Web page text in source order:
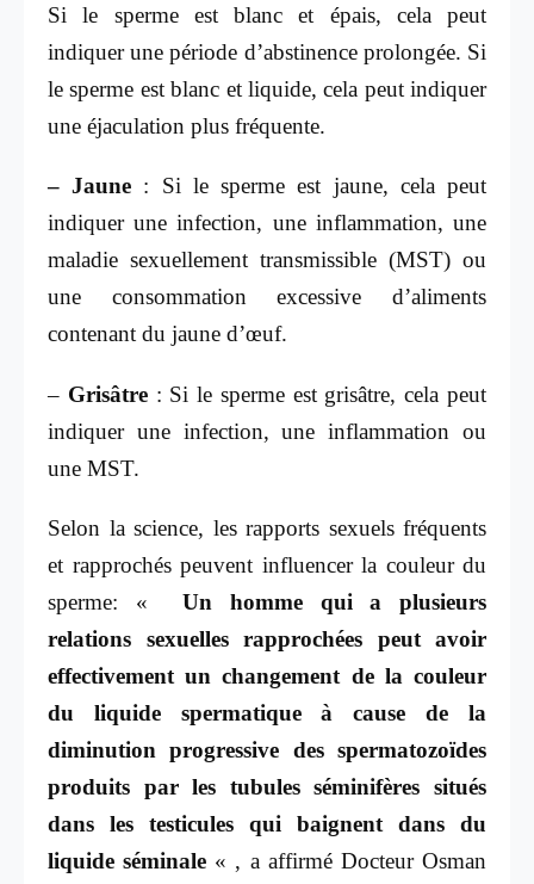
Si le sperme est blanc et épais, cela peut
indiquer une période d’abstinence prolongée. Si
le sperme est blanc et liquide, cela peut indiquer
une éjaculation plus fréquente.
– Jaune : Si le sperme est jaune, cela peut
indiquer une infection, une inflammation, une
maladie sexuellement transmissible (MST) ou
une consommation excessive d’aliments
contenant du jaune d’œuf.
– Grisâtre: Si le sperme est grisâtre, cela peut
indiquer une infection, une inflammation ou
une MST.
Selon la science, les rapports sexuels fréquents
et rapprochés peuvent influencer la couleur du
sperme: «
Un homme qui a plusieurs
relations sexuelles rapprochées peut avoir
effectivement un changement de la couleur
du liquide spermatique à cause de la
diminution progressive des spermatozoïdes
produits par les tubules séminifères situés
dans les testicules qui baignent dans du
liquide séminale « , a affirmé Docteur Osman